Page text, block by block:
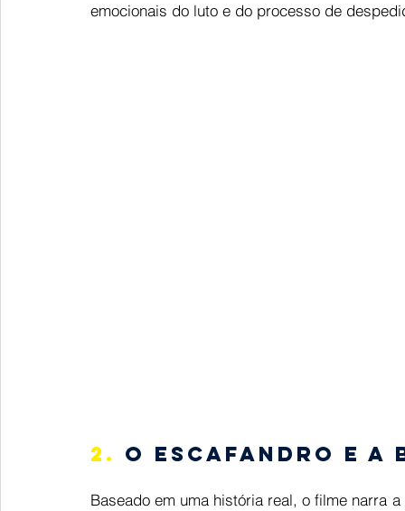
emocionais do luto e do processo de
2. O Escafandro e
Baseado em uma história real, o filme narra